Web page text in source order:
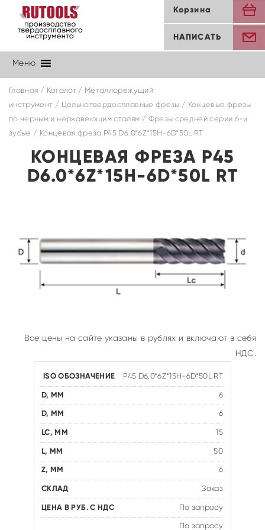
Корзина
НАПИСАТЬ
Меню
Главная / Каталог/ Металлорежущий
инструмент / Цельнотвердосплавные фрезы / Концевые фрезы
по черным и нержавеющим сталям / Фрезы средней серии 6-и
зубые / Концевая фреза P45 D6.0*6Z*15H-6D*50L RT
КОНЦЕВАЯ ФРЕЗА P45
D6.0*6Z*15H-6D*50L RT
Все цены на сайте указаны в рублях и включают в себя
НДС.
P45 D6.0*6Z*15H-6D*50L RT
6
6
15
50
6
Заказ
По запросу
По запросу